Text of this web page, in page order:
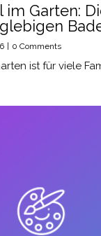
im Garten:
| 0 Comments
ist für viele